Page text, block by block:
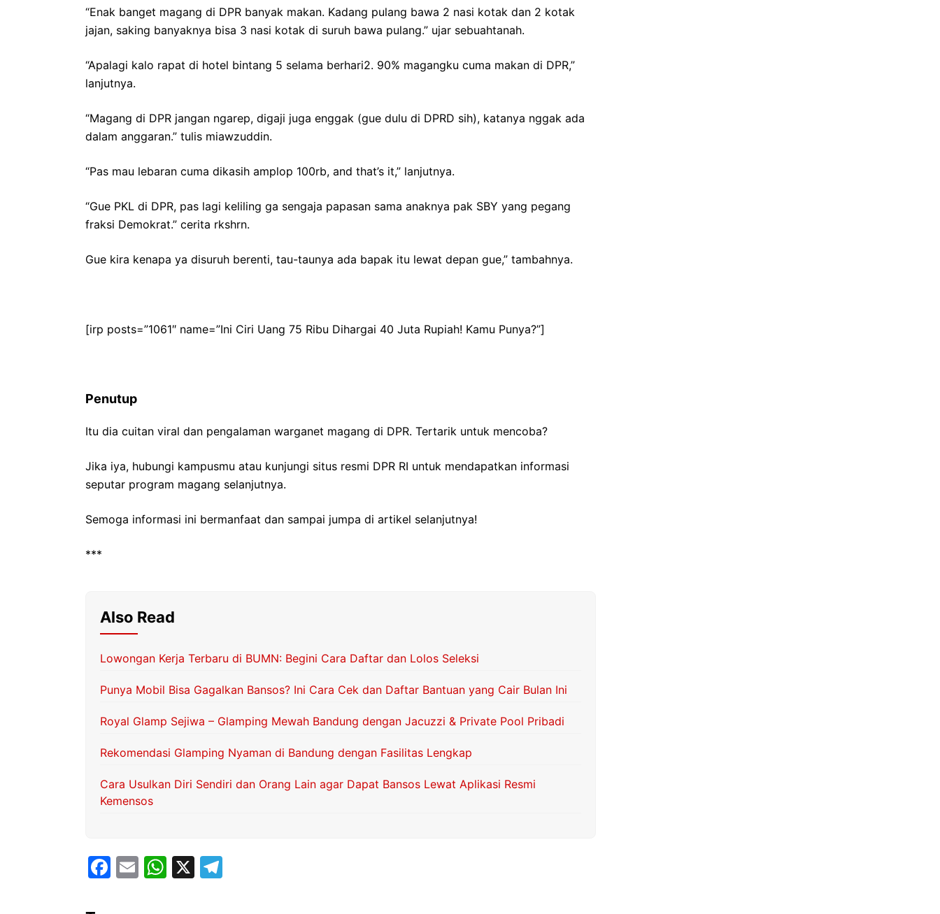
“Enak banget magang di DPR banyak makan. Kadang pulang bawa 2 nasi kotak dan 2 kotak
jajan, saking banyaknya bisa 3 nasi kotak di suruh bawa pulang.” ujar sebuahtanah.
“Apalagi kalo rapat di hotel bintang 5 selama berhari2. 90% magangku cuma makan di DPR,”
lanjutnya.
“Magang di DPR jangan ngarep, digaji juga enggak (gue dulu di DPRD sih), katanya nggak ada
dalam anggaran.” tulis miawzuddin.
“Pas mau lebaran cuma dikasih amplop 100rb, and that’s it,” lanjutnya.
“Gue PKL di DPR, pas lagi keliling ga sengaja papasan sama anaknya pak SBY yang pegang
fraksi Demokrat.” cerita rkshrn.
Gue kira kenapa ya disuruh berenti, tau-taunya ada bapak itu lewat depan gue,” tambahnya.
[irp posts=”1061″ name=”Ini Ciri Uang 75 Ribu Dihargai 40 Juta Rupiah! Kamu Punya?”]
Penutup
Itu dia cuitan viral dan pengalaman warganet magang di DPR. Tertarik untuk mencoba?
Jika iya, hubungi kampusmu atau kunjungi situs resmi DPR RI untuk mendapatkan informasi
seputar program magang selanjutnya.
Semoga informasi ini bermanfaat dan sampai jumpa di artikel selanjutnya!
***
Also Read
Lowongan Kerja Terbaru di BUMN: Begini Cara Daftar dan Lolos Seleksi
Punya Mobil Bisa Gagalkan Bansos? Ini Cara Cek dan Daftar Bantuan yang Cair Bulan Ini
Royal Glamp Sejiwa – Glamping Mewah Bandung dengan Jacuzzi & Private Pool Pribadi
Rekomendasi Glamping Nyaman di Bandung dengan Fasilitas Lengkap
Cara Usulkan Diri Sendiri dan Orang Lain agar Dapat Bansos Lewat Aplikasi Resmi
Kemensos
F
E
W X